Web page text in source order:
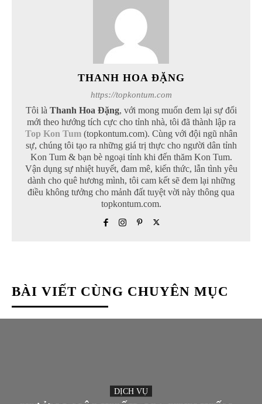
THANH HOA ĐẶNG
https://topkontum.com
Tôi là Thanh Hoa Đặng, với mong muốn đem lại sự đổi
mới theo hướng tích cực cho tỉnh nhà, tôi đã thành lập ra
Top Kon Tum(topkontum.com). Cùng với đội ngũ nhân
sự, chúng tôi tạo ra những giá trị thực cho người dân tỉnh
Kon Tum & bạn bè ngoại tỉnh khi đến thăm Kon Tum.
Vận dụng sự nhiệt huyết, đam mê, kiến thức, lẫn tình yêu
dành cho quê hương mình, tôi cam kết sẽ đem lại những
điều không tưởng cho mảnh đất tuyệt vời này thông qua
topkontum.com.
BÀI VIẾT CÙNG CHUYÊN MỤC
DỊCH VỤ